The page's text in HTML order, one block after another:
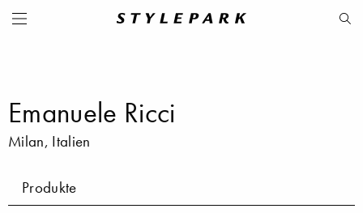
Emanuele Ricci
Milan, Italien
Produkte